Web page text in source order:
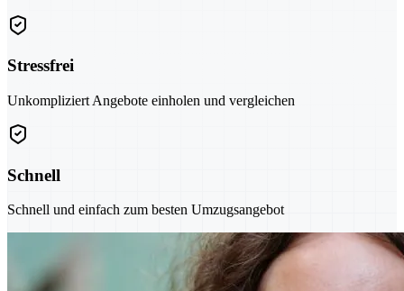
Stressfrei
Unkompliziert Angebote einholen und vergleichen
Schnell
Schnell und einfach zum besten Umzugsangebot